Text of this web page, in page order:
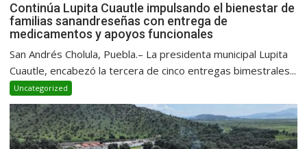
Continúa Lupita Cuautle impulsando el bienestar de
familias sanandreseñas con entrega de
medicamentos y apoyos funcionales
San Andrés Cholula, Puebla.– La presidenta municipal Lupita
Cuautle, encabezó la tercera de cinco entregas bimestrales...
Uncategorized